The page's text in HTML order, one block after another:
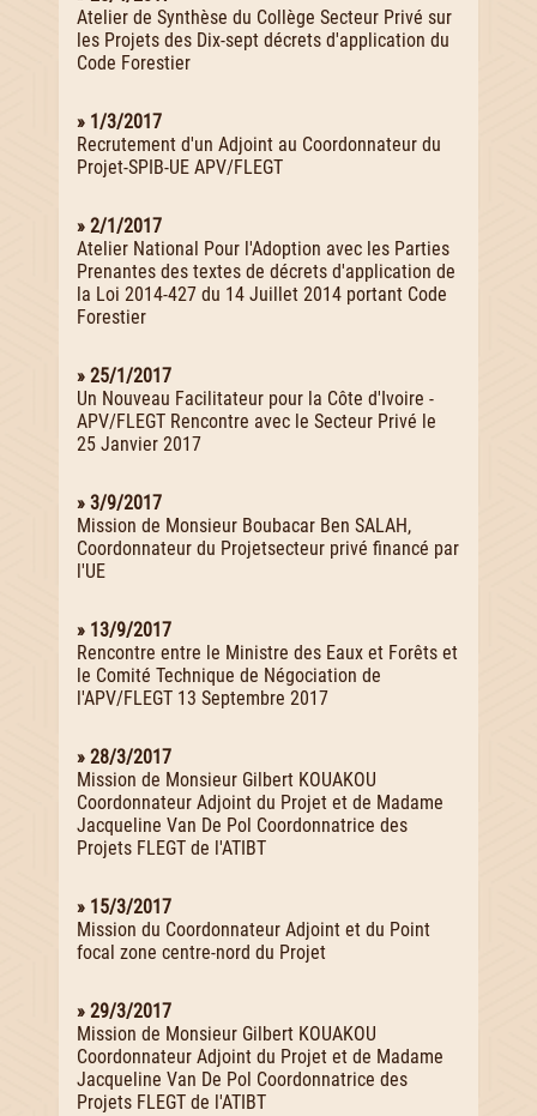
Atelier de Synthèse du Collège Secteur Privé sur
les Projets des Dix-sept décrets d'application du
Code Forestier
» 1/3/2017
Recrutement d'un Adjoint au Coordonnateur du
Projet-SPIB-UE APV/FLEGT
» 2/1/2017
Atelier National Pour l'Adoption avec les Parties
Prenantes des textes de décrets d'application de
la Loi 2014-427 du 14 Juillet 2014 portant Code
Forestier
» 25/1/2017
Un Nouveau Facilitateur pour la Côte d'Ivoire -
APV/FLEGT Rencontre avec le Secteur Privé le
25 Janvier 2017
» 3/9/2017
Mission de Monsieur Boubacar Ben SALAH,
Coordonnateur du Projetsecteur privé financé par
l'UE
» 13/9/2017
Rencontre entre le Ministre des Eaux et Forêts et
le Comité Technique de Négociation de
l'APV/FLEGT 13 Septembre 2017
» 28/3/2017
Mission de Monsieur Gilbert KOUAKOU
Coordonnateur Adjoint du Projet et de Madame
Jacqueline Van De Pol Coordonnatrice des
Projets FLEGT de l'ATIBT
» 15/3/2017
Mission du Coordonnateur Adjoint et du Point
focal zone centre-nord du Projet
» 29/3/2017
Mission de Monsieur Gilbert KOUAKOU
Coordonnateur Adjoint du Projet et de Madame
Jacqueline Van De Pol Coordonnatrice des
Projets FLEGT de l'ATIBT